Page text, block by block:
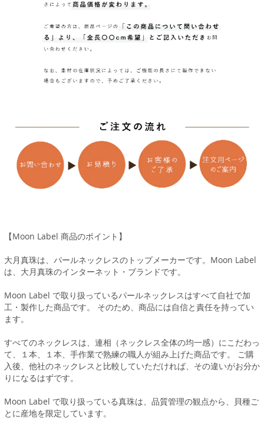
【Moon Label 商品のポイント】
大月真珠は、パールネックレスのトップメーカーです。Moon Label
は、大月真珠のインターネット・ブランドです。
Moon Label で取り扱っているパールネックレスはすべて自社で加
工・製作した商品です。 そのため、商品には自信と責任を持ってい
ます。
すべてのネックレスは、連相（ネックレス全体の均一感）にこだわっ
て、１本、１本、手作業で熟練の職人が組み上げた商品です。 ご購
入後、他社のネックレスと比較していただければ、その違いがお分か
りになるはずです。
Moon Label で取り扱っている真珠は、品質管理の観点から、貝種ご
とに産地を限定しています。